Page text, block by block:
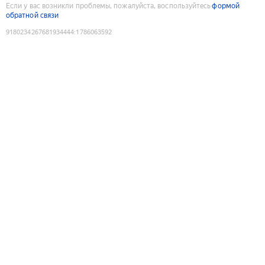
Если у вас возникли проблемы, пожалуйста, воспользуйтесьформой
обратной связи
9180234267681934444:1786063592